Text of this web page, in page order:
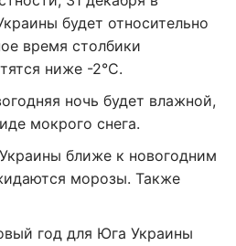
будет относительно
время столбики
ниже -2°С.
ночь будет влажной,
мокрого снега.
ближе к новогодним
морозы. Также
год для Юга Украины